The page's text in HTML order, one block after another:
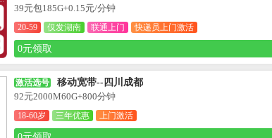
39元包185G+0.15元/分钟
20-59 仅发湖南 联通上门 快递员上门激活
0元领取
激活选号
移动宽带--四川成都
92元2000M60G+800分钟
18-60岁 三年优惠 上门激活